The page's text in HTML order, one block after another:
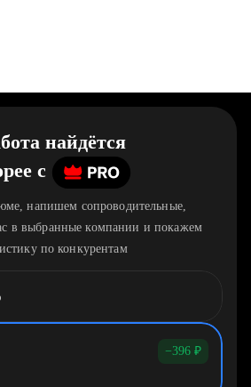
найдётся
c
напишем сопроводительные,
в выбранные компании и покажем
по конкурентам
−396 ₽